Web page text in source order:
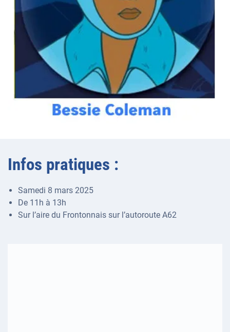
Infos pratiques :
Samedi 8 mars 2025
De 11h à 13h
Sur l’aire du Frontonnais sur l’autoroute A62